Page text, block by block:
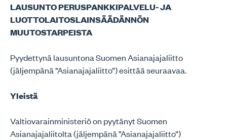
LAUSUNTO PERUSPANKKIPALVELU- JA
LUOTTOLAITOSLAINSÄÄDÄNNÖN
MUUTOSTARPEISTA
Pyydettynä lausuntona Suomen Asianajajaliitto
(jäljempänä ”Asianajajaliitto”) esittää seuraavaa.
Yleistä
Valtiovarainministeriö on pyytänyt Suomen
Asianajajaliitolta (jäljempänä ”Asianajajaliitto”)